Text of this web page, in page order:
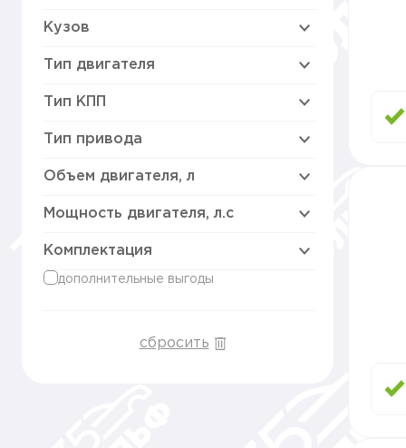
Кузов
Тип двигателя
Тип КПП
Тип привода
Объем двигателя, л
Мощность двигателя, л.с
Комплектация
дополнительные выгоды
сбросить